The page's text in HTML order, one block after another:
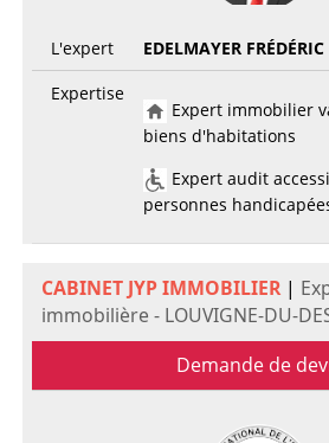
L'expert
EDELMAYER FRÉDÉRIC
Expertise
Expert immobilier
biens d'habitations
Expert audit
personnes
CABINET JYP IMMOBILIER|
immobilière - LOUVIGNE-DU-
Demande de